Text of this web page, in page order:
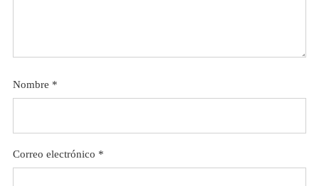
Nombre *
Correo electrónico *